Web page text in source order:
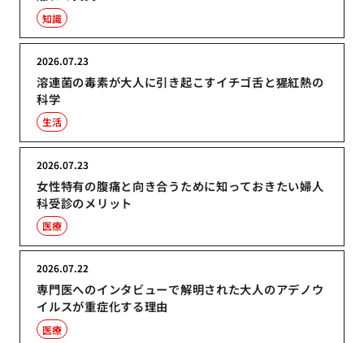
知識
溶連菌の毒素が大人に引き起こすイチゴ舌と猩紅熱の
科学
2026.07.23
生活
女性特有の腹痛と向き合うために知っておきたい婦人
科受診のメリット
2026.07.23
医療
専門医へのインタビューで解明された大人のアデノウ
イルスが重症化する理由
2026.07.22
医療